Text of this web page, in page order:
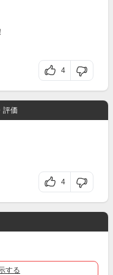
4
評価
4
する